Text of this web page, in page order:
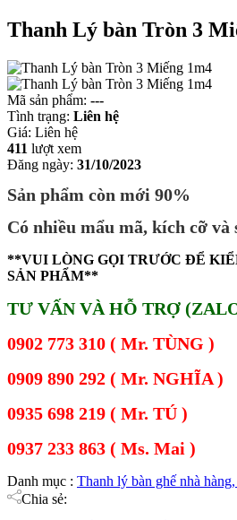
Thanh Lý bàn Tròn 3
Mã sản phẩm: ---
Tình trạng: Liên hệ
Giá: Liên hệ
411 lượt xem
Đăng ngày: 31/10/2023
Sản phẩm còn mới 90%
Có nhiều mẩu mã, kích cỡ và
**VUI LÒNG GỌI TRƯỚC ĐỂ
SẢN PHẨM**
TƯ VẤN VÀ HỖ TRỢ
0902 773 310 ( Mr. TÙNG )
0909 890 292 ( Mr. NGHĨA )
0935 698 219 ( Mr. TÚ )
0937 233 863 ( Ms. Mai )
Danh mục : Thanh lý bàn ghế nhà
Chia sẻ: